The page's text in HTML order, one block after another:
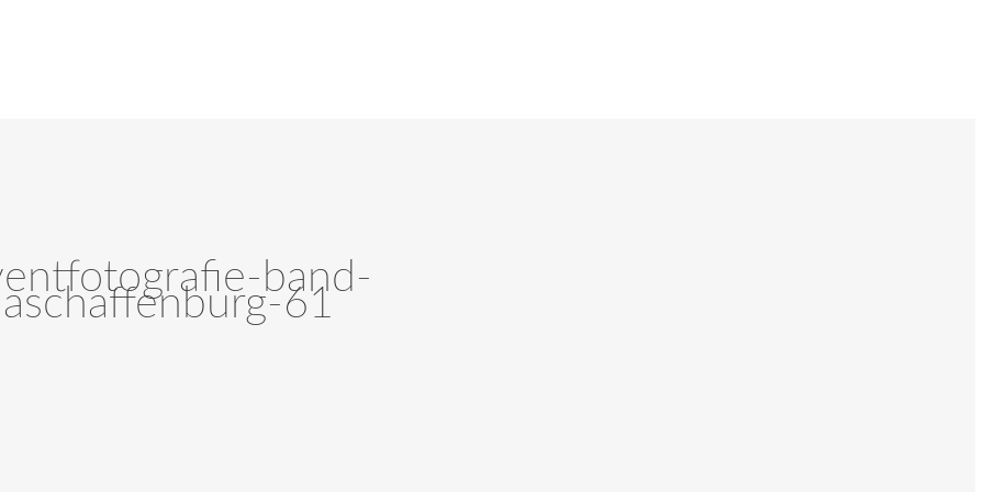
band-
61